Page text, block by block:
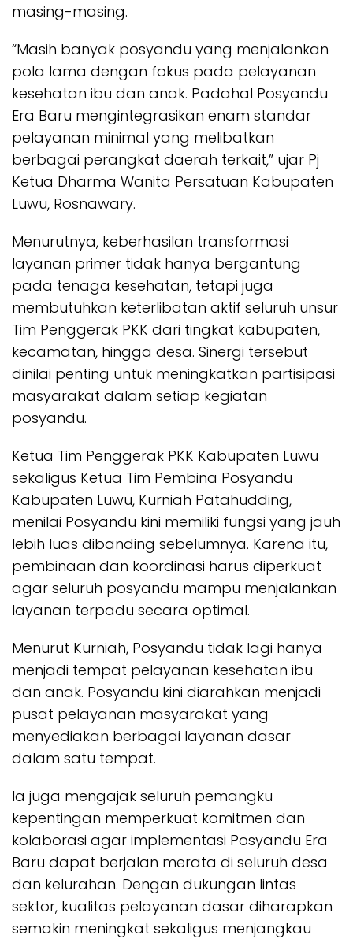
masing-masing.
“Masih banyak posyandu yang menjalankan
pola lama dengan fokus pada pelayanan
kesehatan ibu dan anak. Padahal Posyandu
Era Baru mengintegrasikan enam standar
pelayanan minimal yang melibatkan
berbagai perangkat daerah terkait,” ujar Pj
Ketua Dharma Wanita Persatuan Kabupaten
Luwu, Rosnawary.
Menurutnya, keberhasilan transformasi
layanan primer tidak hanya bergantung
pada tenaga kesehatan, tetapi juga
membutuhkan keterlibatan aktif seluruh unsur
Tim Penggerak PKK dari tingkat kabupaten,
kecamatan, hingga desa. Sinergi tersebut
dinilai penting untuk meningkatkan partisipasi
masyarakat dalam setiap kegiatan
posyandu.
Ketua Tim Penggerak PKK Kabupaten Luwu
sekaligus Ketua Tim Pembina Posyandu
Kabupaten Luwu, Kurniah Patahudding,
menilai Posyandu kini memiliki fungsi yang jauh
lebih luas dibanding sebelumnya. Karena itu,
pembinaan dan koordinasi harus diperkuat
agar seluruh posyandu mampu menjalankan
layanan terpadu secara optimal.
Menurut Kurniah, Posyandu tidak lagi hanya
menjadi tempat pelayanan kesehatan ibu
dan anak. Posyandu kini diarahkan menjadi
pusat pelayanan masyarakat yang
menyediakan berbagai layanan dasar
dalam satu tempat.
Ia juga mengajak seluruh pemangku
kepentingan memperkuat komitmen dan
kolaborasi agar implementasi Posyandu Era
Baru dapat berjalan merata di seluruh desa
dan kelurahan. Dengan dukungan lintas
sektor, kualitas pelayanan dasar diharapkan
semakin meningkat sekaligus menjangkau